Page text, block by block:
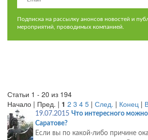
Подписка на рассылку анонсов новостей и
мероприятий, проводимых компанией.
Статьи 1 - 20 из 194
Начало | Пред. | 1 2 3 4 5 | След. | Конец |
19.07.2015 Что интересного
Саратове?
Если вы по какой-либо причине